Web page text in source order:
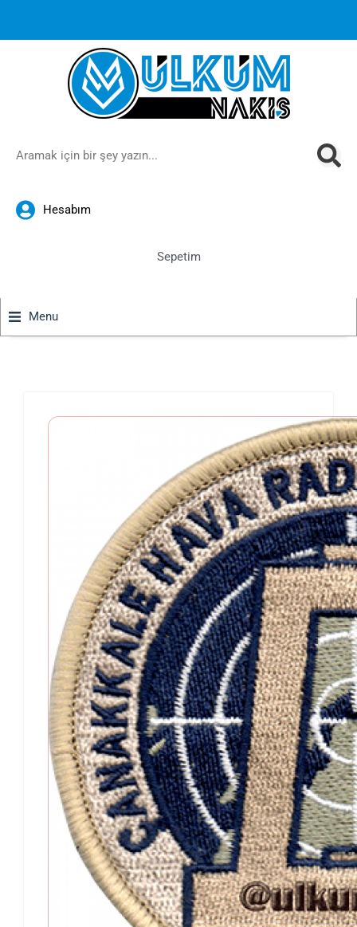
1000 TL ve üzeri siparişlerinizde ücretsiz kargoya ek
İndirimanında sepette!
Hesabım
Sepetim
Menu